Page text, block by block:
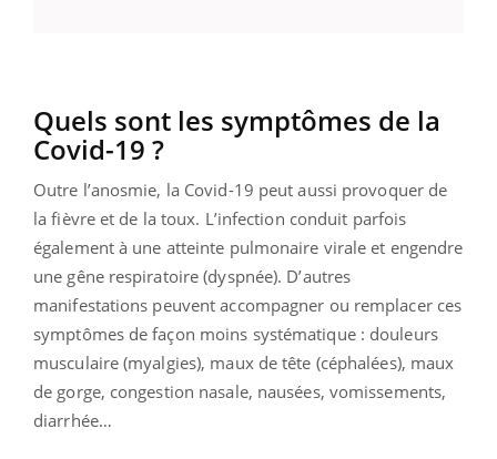
Quels sont les symptômes de la
Covid-19 ?
Outre l’anosmie, la Covid-19 peut aussi provoquer de
la fièvre et de la toux. L’infection conduit parfois
également à une atteinte pulmonaire virale et engendre
une gêne respiratoire (dyspnée). D’autres
manifestations peuvent accompagner ou remplacer ces
symptômes de façon moins systématique : douleurs
musculaire (myalgies), maux de tête (céphalées), maux
de gorge, congestion nasale, nausées, vomissements,
diarrhée…